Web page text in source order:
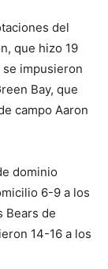
del
que hizo 19
se impusieron
Bay, que
campo Aaron
dominio
6-9 a los
Bears de
14-16 a los